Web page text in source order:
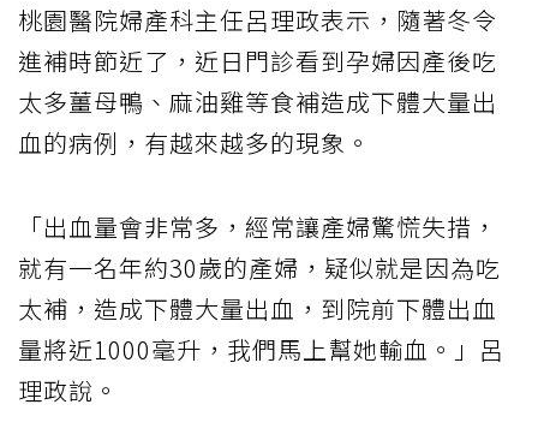
桃園醫院婦產科主任呂理政表示，隨著冬令
進補時節近了，近日門診看到孕婦因產後吃
太多薑母鴨、麻油雞等食補造成下體大量出
血的病例，有越來越多的現象。
「出血量會非常多，經常讓產婦驚慌失措，
就有一名年約30歲的產婦，疑似就是因為吃
太補，造成下體大量出血，到院前下體出血
量將近1000毫升，我們馬上幫她輸血。」呂
理政說。